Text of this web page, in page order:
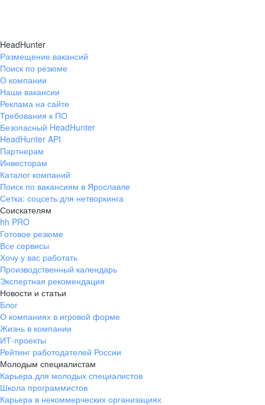
HeadHunter
Размещение вакансий
Поиск по резюме
О компании
Наши вакансии
Реклама на сайте
Требования к ПО
Безопасный HeadHunter
HeadHunter API
Партнерам
Инвесторам
Каталог компаний
Поиск по вакансиям в Ярославле
Сетка: соцсеть для нетворкинга
Соискателям
hh PRO
Готовое резюме
Все сервисы
Хочу у вас работать
Производственный календарь
Экспертная рекомендация
Новости и статьи
Блог
О компаниях в игровой форме
Жизнь в компании
ИТ-проекты
Рейтинг работодателей России
Молодым специалистам
Карьера для молодых специалистов
Школа программистов
Карьера в некоммерческих организациях